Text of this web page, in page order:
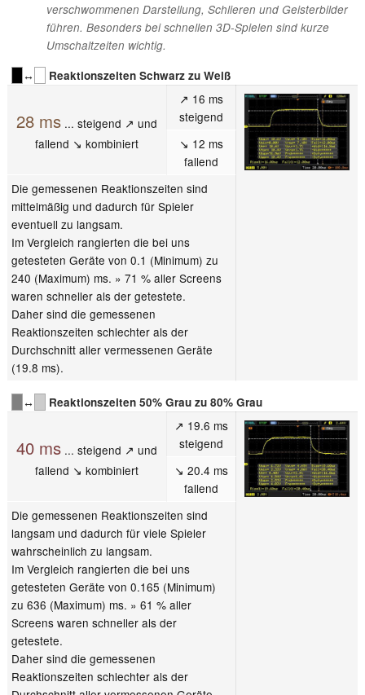
verschwommenen Darstellung, Schlieren und Geisterbilder
führen. Besonders bei schnellen 3D-Spielen sind kurze
Umschaltzeiten wichtig.
↔
Reaktionszeiten Schwarz zu Weiß
28 ms ... steigend ↗ und
fallend ↘ kombiniert
↗ 16 ms
steigend
↘ 12 ms
fallend
Die gemessenen Reaktionszeiten sind
mittelmäßig und dadurch für Spieler
eventuell zu langsam.
Im Vergleich rangierten die bei uns
getesteten Geräte von 0.1 (Minimum) zu
240 (Maximum) ms. » 71 % aller Screens
waren schneller als der getestete.
Daher sind die gemessenen
Reaktionszeiten schlechter als der
Durchschnitt aller vermessenen Geräte
(19.8 ms).
↔ Reaktionszeiten 50% Grau zu 80% Grau
40 ms ... steigend ↗ und
fallend ↘ kombiniert
↗ 19.6 ms
steigend
↘ 20.4 ms
fallend
Die gemessenen Reaktionszeiten sind
langsam und dadurch für viele Spieler
wahrscheinlich zu langsam.
Im Vergleich rangierten die bei uns
getesteten Geräte von 0.165 (Minimum)
zu 636 (Maximum) ms. » 61 % aller
Screens waren schneller als der
getestete.
Daher sind die gemessenen
Reaktionszeiten schlechter als der